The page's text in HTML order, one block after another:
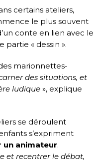
certains ateliers,
le plus souvent
conte en lien avec le
partie « dessin ».
marionnettes-
des situations, et
ludique », explique
se déroulent
s’expriment
un animateur.
et recentrer le débat,